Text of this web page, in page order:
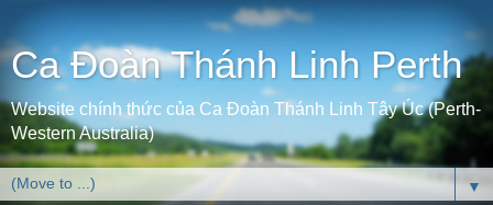
Ca Đoàn Thánh Linh Perth
Website chính thức của Ca Đoàn Thánh Linh Tây Úc (Perth-
Western Australia)
▼